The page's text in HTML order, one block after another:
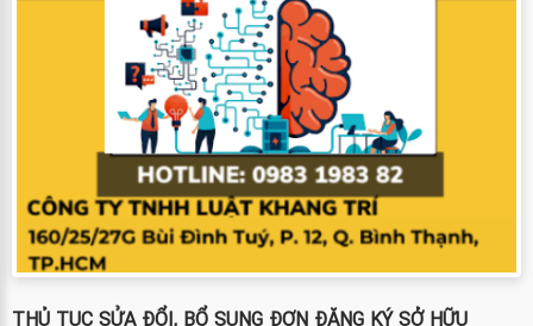
THỦ TỤC SỬA ĐỔI, BỔ SUNG ĐƠN ĐĂNG KÝ SỞ HỮU